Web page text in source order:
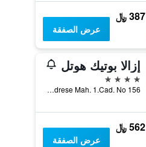
387 ﷼
عرض الصفقة
إزالا بوتيك هوتل
4 نجوم
Medrese Mah. 1.Cad. No 156, ماردين, تركيا
562 ﷼
عرض الصفقة